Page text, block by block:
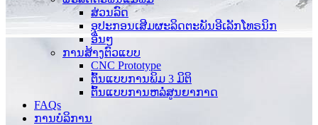
ສ່ວນລົດ
ອຸປະກອນເສີມຜະລິດຕະພັນອີເລັກໂທຣນິກ
ອື່ນໆ
ການສ້າງຕົວແບບ
CNC Prototype
ຕົ້ນແບບການພິມ 3 ມິຕິ
ຕົ້ນແບບການຫລໍ່ສູນຍາກາດ
FAQs
ການບໍລິການ